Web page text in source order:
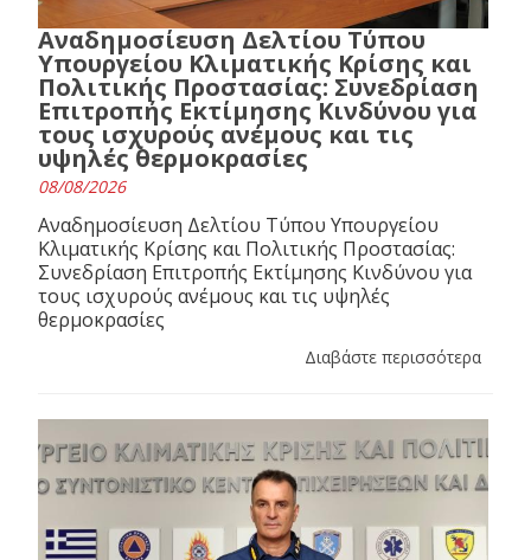
Αναδημοσίευση Δελτίου Τύπου
Υπουργείου Κλιματικής Κρίσης και
Πολιτικής Προστασίας: Συνεδρίαση
Επιτροπής Εκτίμησης Κινδύνου για
τους ισχυρούς ανέμους και τις
υψηλές θερμοκρασίες
08/08/2026
Αναδημοσίευση Δελτίου Τύπου Υπουργείου
Κλιματικής Κρίσης και Πολιτικής Προστασίας:
Συνεδρίαση Επιτροπής Εκτίμησης Κινδύνου για
τους ισχυρούς ανέμους και τις υψηλές
θερμοκρασίες
Διαβάστε περισσότερα